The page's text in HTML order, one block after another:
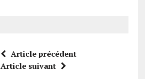
Article précédent
Article suivant